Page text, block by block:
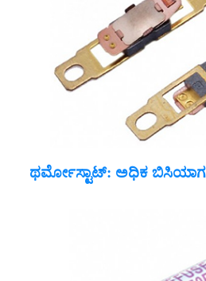
ಥರ್ಮೋಸ್ಟಾಟ್: ಅಧಿಕ